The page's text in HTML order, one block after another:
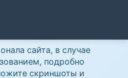
сайта, в случае
подробно
скриншоты и